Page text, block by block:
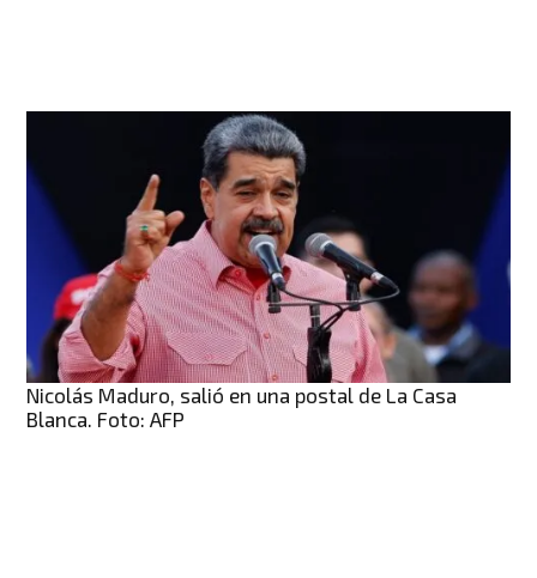
Nicolás Maduro, salió en una postal de La Casa
Blanca. Foto: AFP